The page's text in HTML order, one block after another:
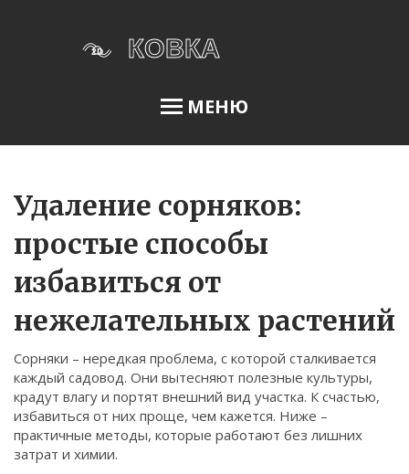
МЕНЮ
Меню
О нас
Условия использования
Политика конфиденциальности
ФЗ-152
Связаться
© 2026. Все права защищены.
Удаление сорняков:
простые способы
избавиться от
нежелательных растений
Сорняки – нередкая проблема, с которой сталкивается
каждый садовод. Они вытесняют полезные культуры,
крадут влагу и портят внешний вид участка. К счастью,
избавиться от них проще, чем кажется. Ниже –
практичные методы, которые работают без лишних
затрат и химии.